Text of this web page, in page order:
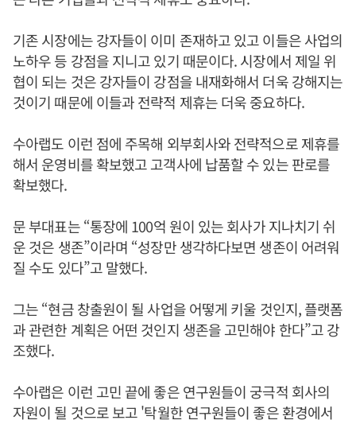
기존 시장에는 강자들이 이미 존재하고 있고 이들은 사업의
노하우 등 강점을 지니고 있기 때문이다. 시장에서 제일 위
협이 되는 것은 강자들이 강점을 내재화해서 더욱 강해지는
것이기 때문에 이들과 전략적 제휴는 더욱 중요하다.
수아랩도 이런 점에 주목해 외부회사와 전략적으로 제휴를
해서 운영비를 확보했고 고객사에 납품할 수 있는 판로를
확보했다.
문 부대표는 “통장에 100억 원이 있는 회사가 지나치기 쉬
운 것은 생존”이라며 “성장만 생각하다보면 생존이 어려워
질 수도 있다”고 말했다.
그는 “현금 창출원이 될 사업을 어떻게 키울 것인지, 플랫폼
과 관련한 계획은 어떤 것인지 생존을 고민해야 한다”고 강
조했다.
수아랩은 이런 고민 끝에 좋은 연구원들이 궁극적 회사의
자원이 될 것으로 보고 '탁월한 연구원들이 좋은 환경에서